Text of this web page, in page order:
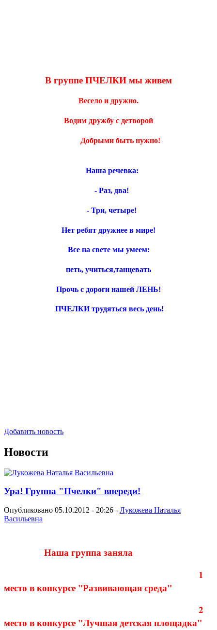
В группе ПЧЕЛКИ мы живем
Весело и дружно.
Водим дружбу с детворой
Добрыми быть нужно!
Наша речевка:
- Раз, два!
- Три, четыре!
Нет ребят дружнее в мире!
Все на свете мы умеем:
петь, учиться,танцевать
Прочь с дороги нашей ЛЕНЬ!
ПЧЕЛКИ трудяться весь день!
Добавить новость
Новости
Ура! Группа "Пчелки" впереди!
Опубликовано 05.10.2012 - 20:26 - Лукожева Наталья
Васильевна
Наша группа заняла
1
место в конкурсе "Развивающая среда"
2
место в конкурсе "Лучшая детская площадка"